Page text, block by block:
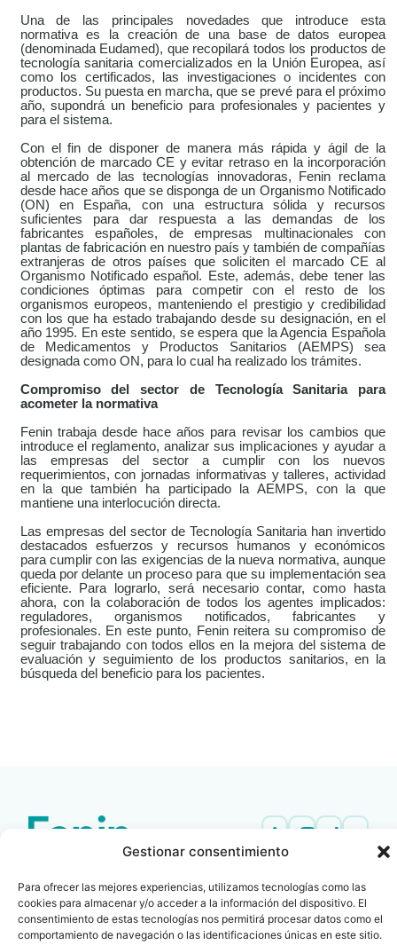
Gestionar consentimiento
Para ofrecer las mejores experiencias, utilizamos tecnologías como las
cookies para almacenar y/o acceder a la información del dispositivo. El
consentimiento de estas tecnologías nos permitirá procesar datos como el
comportamiento de navegación o las identificaciones únicas en este sitio.
Una de las principales novedades que introduce esta
normativa es la creación de una base de datos europea
(denominada Eudamed), que recopilará todos los productos de
tecnología sanitaria comercializados en la Unión Europea, así
como los certificados, las investigaciones o incidentes con
productos. Su puesta en marcha, que se prevé para el próximo
año, supondrá un beneficio para profesionales y pacientes y
para el sistema.
Con el fin de disponer de manera más rápida y ágil de la
obtención de marcado CE y evitar retraso en la incorporación
al mercado de las tecnologías innovadoras, Fenin reclama
desde hace años que se disponga de un Organismo Notificado
(ON) en España, con una estructura sólida y recursos
suficientes para dar respuesta a las demandas de los
fabricantes españoles, de empresas multinacionales con
plantas de fabricación en nuestro país y también de compañías
extranjeras de otros países que soliciten el marcado CE al
Organismo Notificado español. Este, además, debe tener las
condiciones óptimas para competir con el resto de los
organismos europeos, manteniendo el prestigio y credibilidad
con los que ha estado trabajando desde su designación, en el
año 1995. En este sentido, se espera que la Agencia Española
de Medicamentos y Productos Sanitarios (AEMPS) sea
designada como ON, para lo cual ha realizado los trámites.
Compromiso del sector de Tecnología Sanitaria para
acometer la normativa
Fenin trabaja desde hace años para revisar los cambios que
introduce el reglamento, analizar sus implicaciones y ayudar a
las empresas del sector a cumplir con los nuevos
requerimientos, con jornadas informativas y talleres, actividad
en la que también ha participado la AEMPS, con la que
mantiene una interlocución directa.
Las empresas del sector de Tecnología Sanitariahan invertido
destacados esfuerzos y recursos humanos y económicos
para cumplir con las exigencias de la nueva normativa, aunque
queda por delante un proceso para que su implementación sea
eficiente. Para lograrlo, será necesario contar, como hasta
ahora, con la colaboración de todos los agentes implicados:
reguladores, organismos notificados, fabricantes y
profesionales. En este punto, Fenin reitera su compromiso de
seguir trabajando con todos ellos en la mejora del sistema de
evaluación y seguimiento de los productos sanitarios, en la
búsqueda del beneficio para los pacientes.
info@fenin.es
C/ Villanueva, 20 - 1-
28001
Travesera de Gracia, 56 -
1º, 3ª 08006
932 014 655